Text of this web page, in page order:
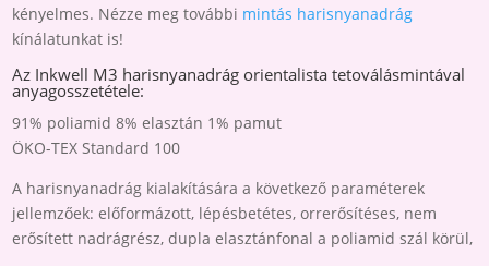
kényelmes. Nézze meg további mintás harisnyanadrág
kínálatunkat is!
Az Inkwell M3 harisnyanadrág orientalista tetoválásmintával
anyagosszetétele:
91% poliamid 8% elasztán 1% pamut
ÖKO-TEX Standard 100
A harisnyanadrág kialakítására a következő paraméterek
jellemzőek: előformázott, lépésbetétes, orrerősítéses, nem
erősített nadrágrész, dupla elasztánfonal a poliamid szál körül,